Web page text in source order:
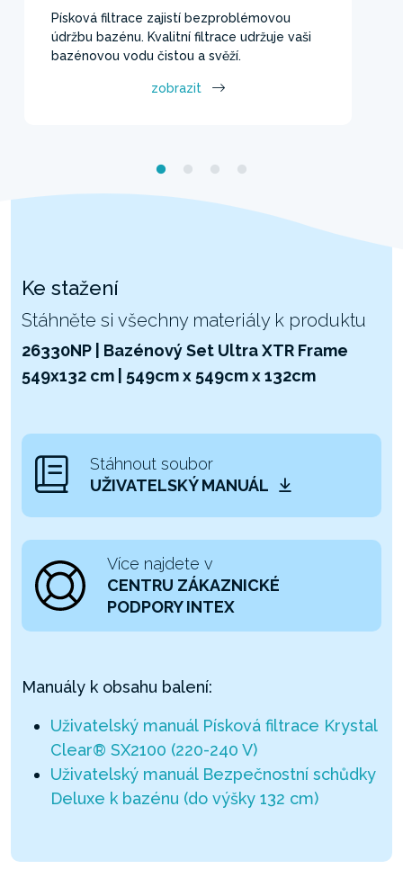
Písková filtrace zajistí bezproblémovou
údržbu bazénu. Kvalitní filtrace udržuje vaši
bazénovou vodu čistou a svěží.
zobrazit
Ke stažení
Stáhněte si všechny materiály k produktu
26330NP | Bazénový Set Ultra XTR Frame
549x132 cm | 549cm x 549cm x 132cm
Stáhnout soubor
UŽIVATELSKÝ MANUÁL
Více najdete v
CENTRU ZÁKAZNICKÉ
PODPORY INTEX
Manuály k obsahu balení:
Uživatelský manuál Písková filtrace Krystal
Clear® SX2100 (220-240 V)
Uživatelský manuál Bezpečnostní schůdky
Deluxe k bazénu (do výšky 132 cm)